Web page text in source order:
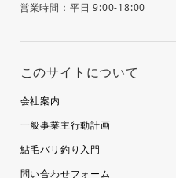
営業時間：平日 9:00-18:00
このサイトについて
会社案内
一般事業主行動計画
鮎毛バリ釣り入門
問い合わせフォーム